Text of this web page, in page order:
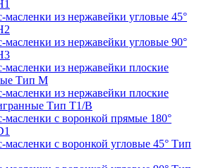
масленки из нержавейки угловые 45°
масленки из нержавейки угловые 90°
масленки из нержавейки плоские
Тип M
масленки из нержавейки плоские
Тип T1/B
масленки с воронкой прямые 180°
масленки с воронкой угловые 45° Тип